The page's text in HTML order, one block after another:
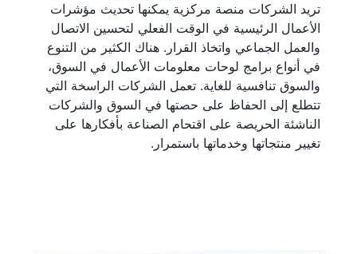
تريد الشركات منصة مركزية يمكنها تحديث مؤشرات
الأعمال الرئيسية في الوقت الفعلي لتحسين الاتصال
والعمل الجماعي واتخاذ القرار. هناك الكثير من التنوع
في أنواع برامج لوحات معلومات الأعمال في السوق،
والسوق تنافسية للغاية. تعمل الشركات الراسخة التي
تتطلع إلى الحفاظ على حصتها في السوق والشركات
الناشئة الحريصة على اقتحام الصناعة بأفكارها على
تغيير منتجاتها وخدماتها باستمرار.